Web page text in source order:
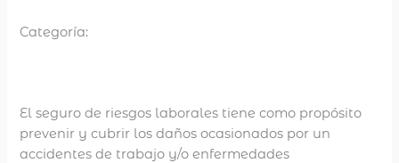
Categoría:
El seguro de riesgos laborales tiene como propósito
prevenir y cubrir los daños ocasionados por un
accidentes de trabajo y/o enfermedades